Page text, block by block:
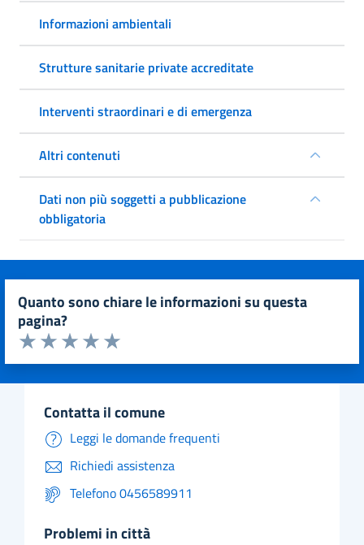
Informazioni ambientali
Strutture sanitarie private accreditate
Interventi straordinari e di emergenza
Altri contenuti
Dati non più soggetti a pubblicazione
obbligatoria
quanto sono chiare le informazioni su questa
pagina?
Valuta da 1 a 5 stelle la pagina
Valuta 5 stelle su 5
Valuta 4 stelle su 5
Valuta 3 stelle su 5
Valuta 2 stelle su 5
Valuta 1 stelle su 5
contatta il comune
Leggi le domande frequenti
Richiedi assistenza
Telefono 0456589911
problemi in città